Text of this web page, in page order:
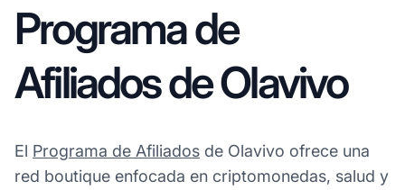
Programa de
Afiliados de Olavivo
El Programa de Afiliados de Olavivo ofrece una
red boutique enfocada en criptomonedas, salud y